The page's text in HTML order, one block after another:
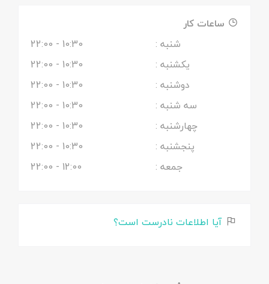
ساعات کار
شنبه :
10:30
- 22:00
یکشنبه :
10:30
- 22:00
دوشنبه :
10:30
- 22:00
سه شنبه :
10:30
- 22:00
چهارشنبه :
10:30
- 22:00
پنجشنبه :
10:30
- 22:00
جمعه :
12:00
- 22:00
آیا اطلاعات نادرست است؟